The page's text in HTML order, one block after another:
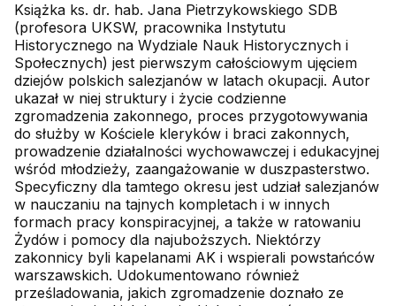
Książka ks. dr. hab. Jana Pietrzykowskiego SDB
(profesora UKSW, pracownika Instytutu
Historycznego na Wydziale Nauk Historycznych i
Społecznych) jest pierwszym całościowym ujęciem
dziejów polskich salezjanów w latach okupacji. Autor
ukazał w niej struktury i życie codzienne
zgromadzenia zakonnego, proces przygotowywania
do służby w Kościele kleryków i braci zakonnych,
prowadzenie działalności wychowawczej i edukacyjnej
wśród młodzieży, zaangażowanie w duszpasterstwo.
Specyficzny dla tamtego okresu jest udział salezjanów
w nauczaniu na tajnych kompletach i w innych
formach pracy konspiracyjnej, a także w ratowaniu
Żydów i pomocy dla najuboższych. Niektórzy
zakonnicy byli kapelanami AK i wspierali powstańców
warszawskich. Udokumentowano również
prześladowania, jakich zgromadzenie doznało ze